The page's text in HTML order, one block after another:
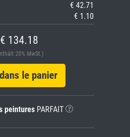
€ 42.71
€ 1.10
€ 134.18
20% MwSt.)
le panier
peinturesPARFAIT